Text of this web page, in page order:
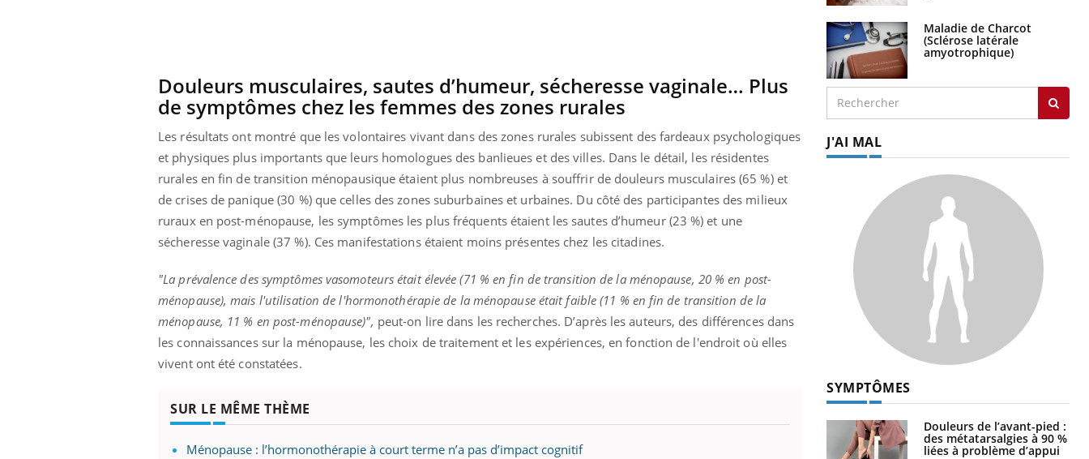
Douleurs musculaires, sautes d’humeur, sécheresse vaginale… Plus
de symptômes chez les femmes des zones rurales
Les résultats ont montré que les volontaires vivant dans des zones rurales subissent des fardeaux psychologiques
et physiques plus importants que leurs homologues des banlieues et des villes. Dans le détail, les résidentes
rurales en fin de transition ménopausique étaient plus nombreuses à souffrir de douleurs musculaires (65 %) et
de crises de panique (30 %) que celles des zones suburbaines et urbaines. Du côté des participantes des milieux
ruraux en post-ménopause, les symptômes les plus fréquents étaient les sautes d’humeur (23 %) et une
sécheresse vaginale (37 %). Ces manifestations étaient moins présentes chez les citadines.
"La prévalence des symptômes vasomoteurs était élevée (71 % en fin de transition de la ménopause, 20 % en post-
ménopause), mais l'utilisation de l'hormonothérapie de la ménopause était faible (11 % en fin de transition de la
ménopause, 11 % en post-ménopause)", peut-on lire dans les recherches. D’après les auteurs, des différences dans
les connaissances sur la ménopause, les choix de traitement et les expériences, en fonction de l'endroit où elles
vivent ont été constatées.
SUR LE MÊME THÈME
Ménopause : l’hormonothérapie à court terme n’a pas d’impact cognitif
Maladie de Charcot
(Sclérose latérale
amyotrophique)
J'AI MAL
SYMPTÔMES
Douleurs de l’avant-pied :
des métatarsalgies à 90 %
liées à problème d’appui